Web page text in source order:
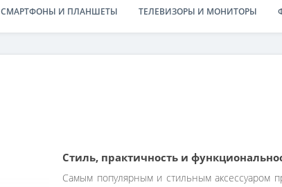
СМАРТФОНЫ И ПЛАНШЕТЫ ТЕЛЕВИЗОРЫ И МОНИТОРЫ
Стиль, практичность и
Самым популярным и стильным аксессуаром